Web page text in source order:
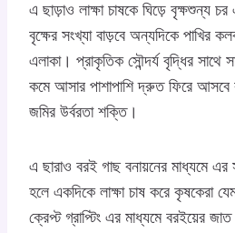
এ ছাড়াও লাক্ষা চাষকে ঘিড়ে বৃক্ষশুন্য
বৃক্ষের সংখ্যা বাড়বে অন্যদিকে পাখির
এলাকা। প্রাকৃতিক সৌন্দর্য বৃদ্ধির সাথে
কমে আসার পাশাপাশি দ্রুত ফিরে আসবে
জমির উর্বরতা শক্তি।
এ ছারাও বরই গাছ বনায়নের মাধ্যমে
হলে একদিকে লাক্ষা চাষ করে কৃষকেরা
ক্রেপ্ট গ্রাপ্টিং এর মাধ্যমে বরইয়ের